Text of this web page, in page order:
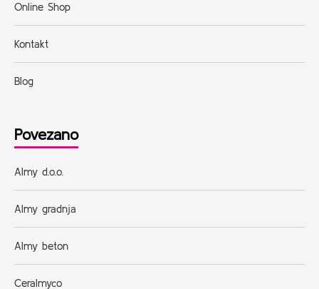
Online Shop
Kontakt
Blog
Povezano
Almy d.o.o.
Almy gradnja
Almy beton
Ceralmyco